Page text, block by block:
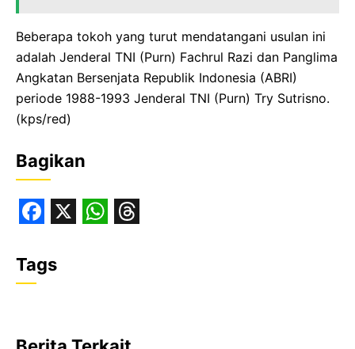
Beberapa tokoh yang turut mendatangani usulan ini
adalah Jenderal TNI (Purn) Fachrul Razi dan Panglima
Angkatan Bersenjata Republik Indonesia (ABRI)
periode 1988-1993 Jenderal TNI (Purn) Try Sutrisno.
(kps/red)
Bagikan
a
c
b
s a
Tags